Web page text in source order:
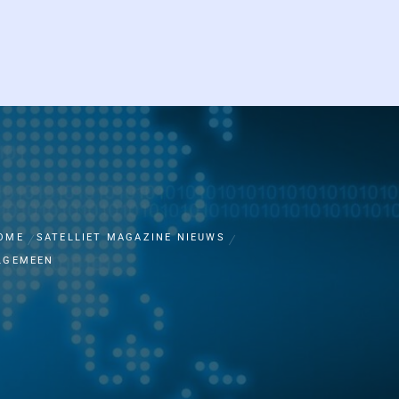
SATELLIET MAGAZINE NIEUWS